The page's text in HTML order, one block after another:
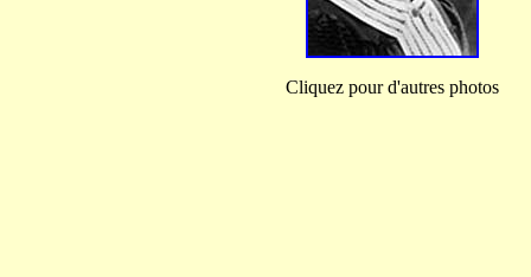
Cliquez pour d'autres photos